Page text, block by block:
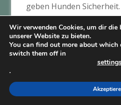
geben Hunden
Grenzen geben Stabilität
„Positive gemeinsame
entsteht echte Bindung.“
Wir verwenden Cookies, um dir
unserer Website zu bieten.
You can find out more about which
switch them off in
.